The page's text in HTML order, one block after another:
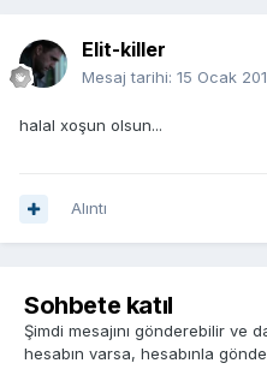
Elit-killer
Mesaj tarihi: 15 Ocak
halal xoşun olsun...
Alıntı
Sohbete katıl
Şimdi mesajını gönderebilir ve
hesabın varsa, hesabınla